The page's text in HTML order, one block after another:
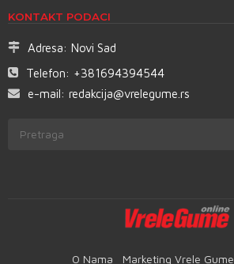
KONTAKT PODACI
Adresa: Novi Sad
Telefon: +381694394544
e-mail: redakcija@vrelegume.rs
O Nama Marketing Vrele Gume